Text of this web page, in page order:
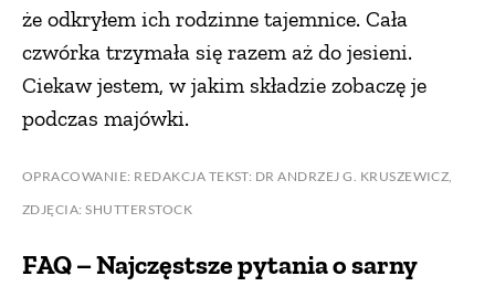
że odkryłem ich rodzinne tajemnice. Cała
czwórka trzymała się razem aż do jesieni.
Ciekaw jestem, w jakim składzie zobaczę je
podczas majówki.
OPRACOWANIE: REDAKCJA TEKST: DR ANDRZEJ G. KRUSZEWICZ,
ZDJĘCIA: SHUTTERSTOCK
FAQ – Najczęstsze pytania o sarny